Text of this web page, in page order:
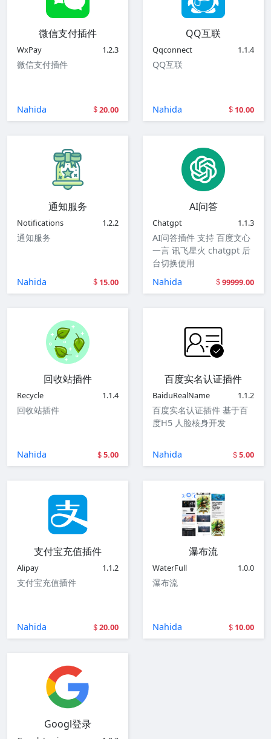
微信支付插件
WxPay 1.2.3
微信支付插件
Nahida 20.00
QQ互联
Qqconnect 1.1.4
QQ互联
Nahida 10.00
通知服务
Notifications 1.2.2
通知服务
Nahida 15.00
AI问答
Chatgpt 1.1.3
AI问答插件 支持 百度文心
一言 讯飞星火 chatgpt 后
台切换使用
Nahida
99999.00
回收站插件
Recycle 1.1.4
回收站插件
Nahida 5.00
百度实名认证插件
BaiduRealName 1.1.2
百度实名认证插件 基于百
度H5 人脸核身开发
Nahida 5.00
支付宝充值插件
Alipay 1.1.2
支付宝充值插件
Nahida 20.00
瀑布流
WaterFull 1.0.0
瀑布流
Nahida 10.00
Googl登录